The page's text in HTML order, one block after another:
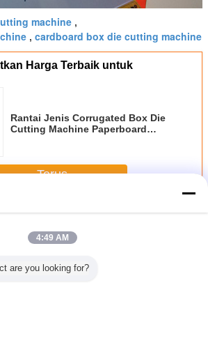
machine ,
, cardboard box die cutting machine
Harga Terbaik untuk
Rantai Jenis Corrugated Box Die
Cutting Machine Paperboard
Terus
Mati Kotak bergelombang
4:49 AM
are you looking for?